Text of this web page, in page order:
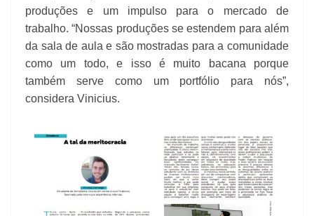
produções e um impulso para o mercado de
trabalho. “Nossas produções se estendem para além
da sala de aula e são mostradas para a comunidade
como um todo, e isso é muito bacana porque
também serve como um portfólio para nós”,
considera Vinicius.